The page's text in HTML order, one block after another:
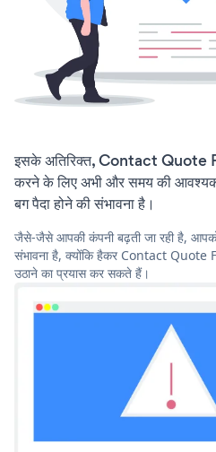
इसके अतिरिक्त, Contact Quote
करने के लिए अभी और समय की
बग पैदा होने की संभावना है।
जैसे-जैसे आपकी कंपनी बढ़ती जा रही है,
संभावना है, क्योंकि हैकर Contact Quote
उठाने का प्रयास कर सकते हैं।